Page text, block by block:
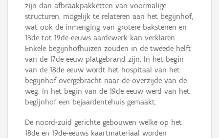
zijn dan afbraakpakketten van voormalige
structuren, mogelijk te relateren aan het begijnhof,
wat ook de inmenging van grotere bakstenen en
13de tot 19de-eeuws aardewerk kan verklaren.
Enkele begijnhofhuizen zouden in de tweede helft
van de 17de eeuw platgebrand zijn. In het begin
van de 18de eeuw wordt het hospitaal van het
begijnhof overgebracht naar de overzijde van de
weg. In het begin van de 19de eeuw werd van het
begijnhof een bejaardentehuis gemaakt.
De noord-zuid gerichte gebouwen welke op het
18de en 19de-eeuws kaartmateriaal worden